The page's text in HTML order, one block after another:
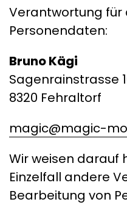
Verantwortung für
Personendaten:
Bruno Kägi
Sagenrainstrasse
8320 Fehraltorf
magic@magic-
Wir weisen darauf
Einzelfall andere
Bearbeitung von